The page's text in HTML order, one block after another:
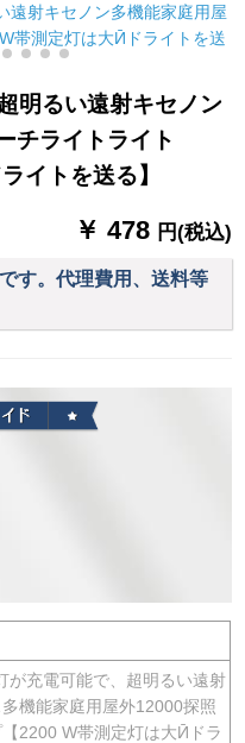
球大
ラン
灯三灯の三灯ヘッド
ズームの金白色光+4
明るい遠射キセノン
チライトライト
イトを送る】
￥ 478 円(税込)
す。代理費用、送料等
が充電可能で、超明るい遠射
機能家庭用屋外12000探照
2200 W帯測定灯は大Ӣドラ